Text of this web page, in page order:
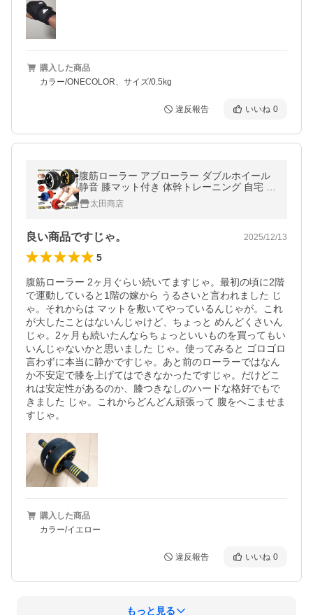
購入した商品
カラー/ONECOLOR、サイズ/0.5kg
違反報告 いいね 0
腹筋ローラー アブローラー ダブルホイール
静音 膝マット付き 体幹トレーニング 自宅 筋
トレ 初心者
太田商店
良い商品ですじゃ。 2025/12/13
5
腹筋ローラー 2ヶ月ぐらい続いてますじゃ。最初の頃に2階
で運動していると1階の嫁から うるさいと言われました じ
ゃ。それからは マットを敷いてやっているんじゃが。これ
が大したことはないんじゃけど、ちょっと めんどくさいん
じゃ。2ヶ月も続いたんならちょっといいものを買ってもい
いんじゃないかと思いました じゃ。使ってみると ゴロゴロ
言わずに本当に静かですじゃ。あと前のローラーではなん
か不安定で膝を上げてはできなかったですじゃ。だけどこ
れは安定性があるのか、膝つきなしのハードな格好でもで
きました じゃ。これからどんどん頑張って 腹をへこませま
すじゃ。
購入した商品
カラー/イエロー
違反報告 いいね 0
もっと見る